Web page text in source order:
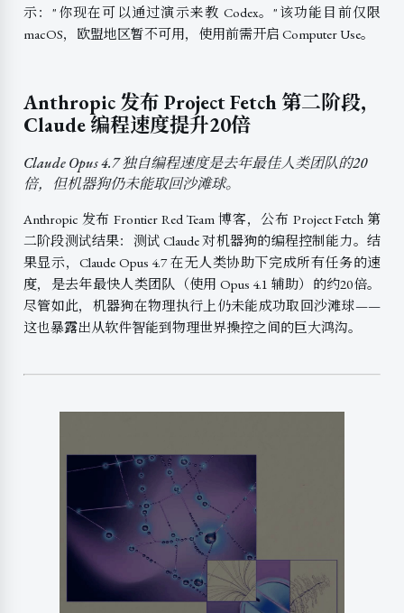
示："你现在可以通过演示来教 Codex。"该功能目前仅限
macOS，欧盟地区暂不可用，使用前需开启 Computer Use。
Anthropic 发布 Project Fetch 第二阶段，
Claude 编程速度提升20倍
Claude Opus 4.7 独自编程速度是去年最佳人类团队的20
倍，但机器狗仍未能取回沙滩球。
Anthropic 发布 Frontier Red Team 博客，公布 Project Fetch 第
二阶段测试结果：测试 Claude 对机器狗的编程控制能力。结
果显示，Claude Opus 4.7 在无人类协助下完成所有任务的速
度，是去年最快人类团队（使用 Opus 4.1 辅助）的约20倍。
尽管如此，机器狗在物理执行上仍未能成功取回沙滩球——
这也暴露出从软件智能到物理世界操控之间的巨大鸿沟。